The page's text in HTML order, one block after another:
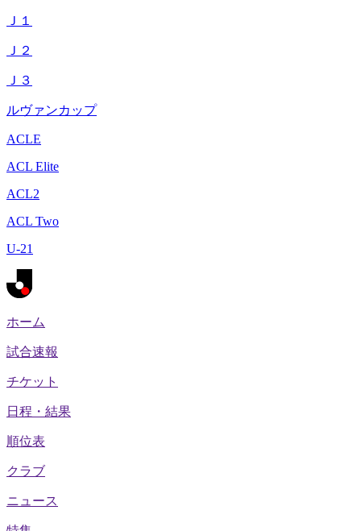
Ｊ１
Ｊ２
Ｊ３
ルヴァンカップ
ACLE
ACL Elite
ACL2
ACL Two
U-21
ホーム
試合速報
チケット
日程・結果
順位表
クラブ
ニュース